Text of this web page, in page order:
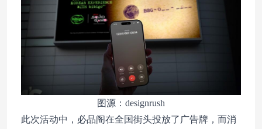
图源：designrush
此次活动中，必品阁在全国街头投放了广告牌，而消